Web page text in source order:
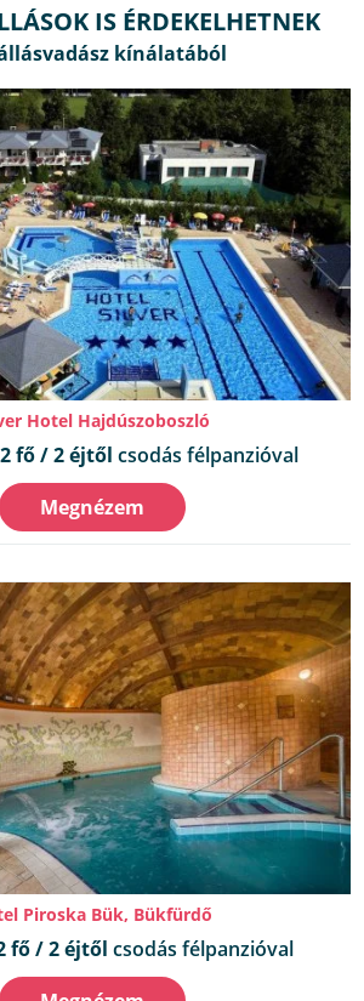
IS ÉRDEKELHETNEK
Hotel Hajdúszoboszló
fő / 2 éjtől csodás félpanzióval
Megnézem
Piroska Bük, Bükfürdő
fő / 2 éjtől csodás félpanzióval